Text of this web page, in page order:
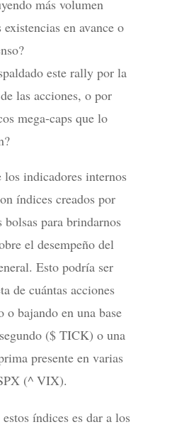
más volumen
existencias en avance o
este rally por la
las acciones, o por
mega-caps que lo
los indicadores internos
índices creados por
para brindarnos
el desempeño del
Esto podría ser
de cuántas acciones
o bajando en una base
($ TICK) o una
presente en varias
(^ VIX).
índices es dar a los